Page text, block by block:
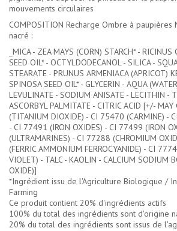
mouvements circulaires
COMPOSITION Recharge Ombre à
nacré :
_MICA - ZEA MAYS (CORN) STARCH* -
SEED OIL* - OCTYLDODECANOL - SILICA -
STEARATE - PRUNUS ARMENIACA (APRICOT)
SPINOSA SEED OIL* - GLYCERIN - AQUA
LEVULINATE - SODIUM ANISATE - LECITHIN -
ASCORBYL PALMITATE - CITRIC ACID [+/-
(TITANIUM DIOXIDE) - CI 75470 (CARMINE) -
- CI 77491 (IRON OXIDES) - CI 77499 (IRON
(ULTRAMARINES) - CI 77288 (CHROMIUM
(FERRIC AMMONIUM FERROCYANIDE) - CI
VIOLET) - TALC - KAOLIN - CALCIUM SODIUM
OXIDE)]
*Ingrédient issu de l'Agriculture Biologique /
Farming
Ce produit contient 20% d'ingrédients actifs
100% du total des ingrédients sont d'origine
20% du total des ingrédients sont issus de